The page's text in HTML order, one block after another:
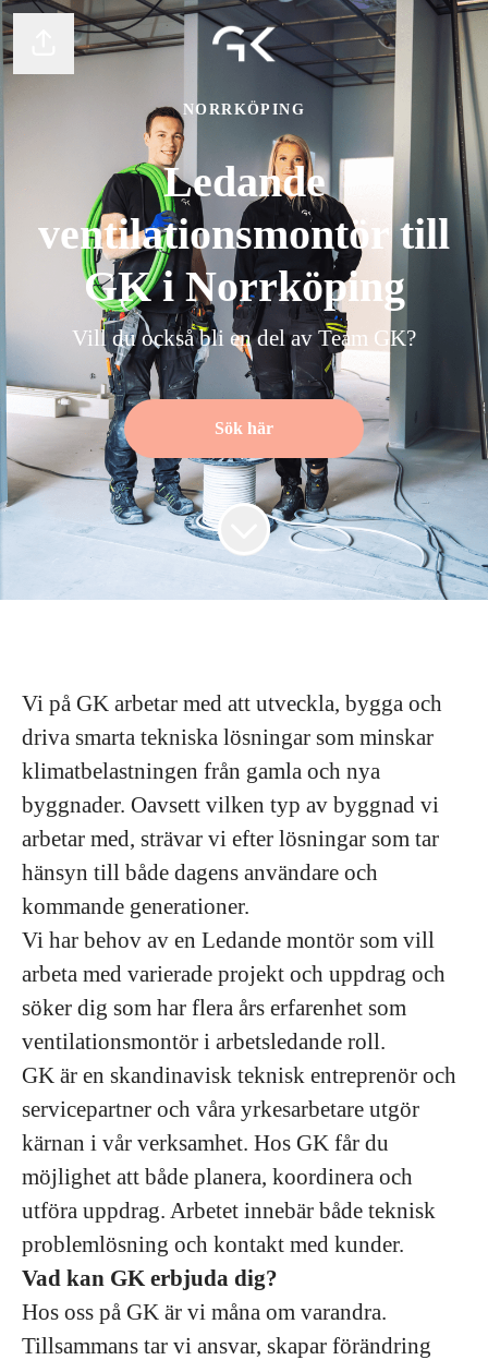
Dela sidan
NORRKÖPING
Ledande
ventilationsmontör till
GK i Norrköping
Vill du också bli en del av Team GK?
Sök här
Vi på GK arbetar med att utveckla, bygga och
driva smarta tekniska lösningar som minskar
klimatbelastningen från gamla och nya
byggnader. Oavsett vilken typ av byggnad vi
arbetar med, strävar vi efter lösningar som tar
hänsyn till både dagens användare och
kommande generationer.
Vi har behov av en Ledande montör som vill
arbeta med varierade projekt och uppdrag och
söker dig som har flera års erfarenhet som
ventilationsmontör i arbetsledande roll.
GK är en skandinavisk teknisk entreprenör och
servicepartner och våra yrkesarbetare utgör
kärnan i vår verksamhet. Hos GK får du
möjlighet att både planera, koordinera och
utföra uppdrag. Arbetet innebär både teknisk
problemlösning och kontakt med kunder.
Vad kan GK erbjuda dig?
Hos oss på GK är vi måna om varandra.
Tillsammans tar vi ansvar, skapar förändring